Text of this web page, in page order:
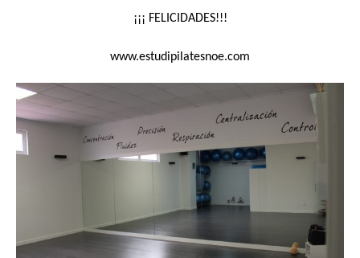
¡¡¡ FELICIDADES!!!
www.estudipilatesnoe.com